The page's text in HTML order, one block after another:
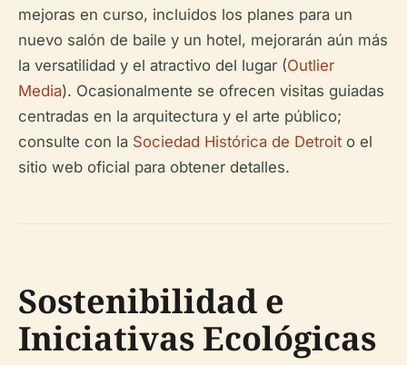
mejoras en curso, incluidos los planes para un
nuevo salón de baile y un hotel, mejorarán aún más
la versatilidad y el atractivo del lugar (Outlier
Media). Ocasionalmente se ofrecen visitas guiadas
centradas en la arquitectura y el arte público;
consulte con la Sociedad Histórica de Detroit o el
sitio web oficial para obtener detalles.
Sostenibilidad e
Iniciativas Ecológicas